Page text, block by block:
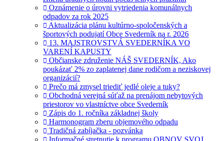
Oznámenie o úrovni vytriedenia komunálnych
odpadov za rok 2025
Aktualizácia plánu kultúrno-spoločenských a
športových podujatí Obce Svederník na r. 2026
13. MAJSTROVSTVÁ SVEDERNÍKA VO
VARENÍ KAPUSTY
Občianske združenie NÁŠ SVEDERNÍK, Ako
poukázať 2% zo zaplatenej dane rodičom a neziskovej
organizácií?
Prečo má zmysel triediť jedlé oleje a tuky?
Obchodná verejná súťaž na prenájom nebytových
priestorov vo vlastníctve obce Svederník
Zápis do 1. ročníka základnej školy
Harmonogram zberu objemového odpadu
Tradičná zabíjačka - pozvánka
Informačné stretnutie k programu OBNOV SVOJ